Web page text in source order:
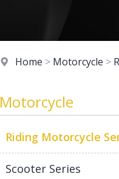
Home > Motorcycle >
Motorcycle
Riding Motorcycle
Scooter Series